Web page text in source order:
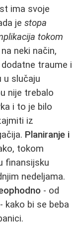
ima svoje
je stopa
tokom
neki način,
traume i
u slučaju
nije trebalo
i to je bilo
iz
Planiranje i
tokom
finansijsku
nedeljama.
- od
kako bi se beba